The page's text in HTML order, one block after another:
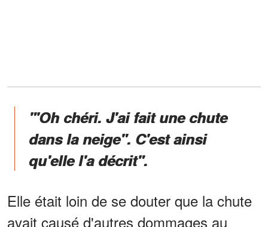
"'Oh chéri. J'ai fait une chute
dans la neige". C'est ainsi
qu'elle l'a décrit".
Elle était loin de se douter que la chute
avait causé d'autres dommages au